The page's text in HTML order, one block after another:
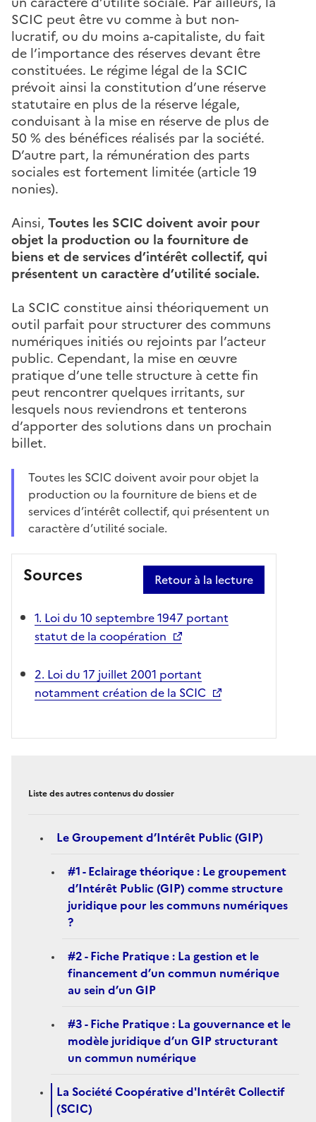
SCIC peut être vu comme à but non-
lucratif, ou du moins a-capitaliste, du fait
de l’importance des réserves devant être
constituées. Le régime légal de la SCIC
prévoit ainsi la constitution d’une réserve
statutaire en plus de la réserve légale,
conduisant à la mise en réserve de plus de
50 % des bénéfices réalisés par la société.
D’autre part, la rémunération des parts
sociales est fortement limitée (article 19
nonies).
Ainsi, Toutes les SCIC doivent avoir pour
objet la production ou la fourniture de
biens et de services d’intérêt collectif, qui
présentent un caractère d’utilité sociale.
La SCIC constitue ainsi théoriquement un
outil parfait pour structurer des communs
numériques initiés ou rejoints par l’acteur
public. Cependant, la mise en œuvre
pratique d’une telle structure à cette fin
peut rencontrer quelques irritants, sur
lesquels nous reviendrons et tenterons
d’apporter des solutions dans un prochain
billet.
Toutes les SCIC doivent avoir pour objet la
production ou la fourniture de biens et de
services d’intérêt collectif, qui présentent un
caractère d’utilité sociale.
Sources Retour à la lecture
1. Loi du 10 septembre 1947 portant
statut de la coopération
2. Loi du 17 juillet 2001 portant
notamment création de la SCIC
Liste des autres contenus du dossier
Le Groupement d’Intérêt Public (GIP)
#1 - Eclairage théorique : Le groupement
d’Intérêt Public (GIP) comme structure
juridique pour les communs numériques
?
#2 - Fiche Pratique : La gestion et le
financement d’un commun numérique
au sein d’un GIP
#3 - Fiche Pratique : La gouvernance et le
modèle juridique d’un GIP structurant
un commun numérique
La Société Coopérative d'Intérêt Collectif
(SCIC)